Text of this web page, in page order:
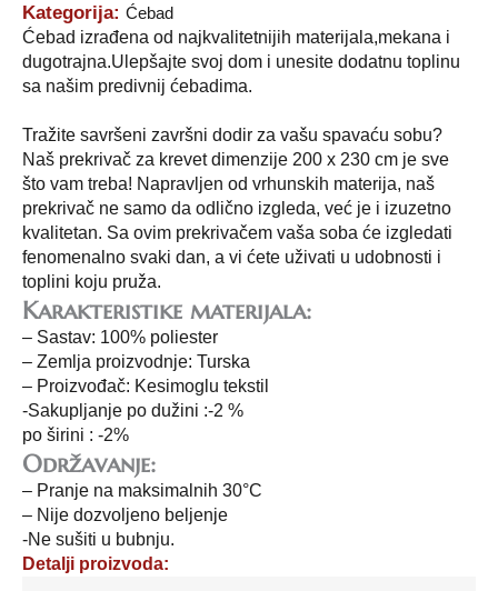
Kategorija: Ćebad
Ćebad izrađena od najkvalitetnijih materijala,mekana i
dugotrajna.Ulepšajte svoj dom i unesite dodatnu toplinu
sa našim predivnij ćebadima.
Tražite savršeni završni dodir za vašu spavaću sobu?
Naš prekrivač za krevet dimenzije 200 x 230 cm je sve
što vam treba! Napravljen od vrhunskih materija, naš
prekrivač ne samo da odlično izgleda, već je i izuzetno
kvalitetan. Sa ovim prekrivačem vaša soba će izgledati
fenomenalno svaki dan, a vi ćete uživati u udobnosti i
toplini koju pruža.
Karakteristike materijala:
– Sastav: 100% poliester
– Zemlja proizvodnje: Turska
– Proizvođač: Kesimoglu tekstil
-Sakupljanje po dužini :-2 %
po širini : -2%
Održavanje:
– Pranje na maksimalnih 30°C
– Nije dozvoljeno beljenje
-Ne sušiti u bubnju.
Detalji proizvoda: